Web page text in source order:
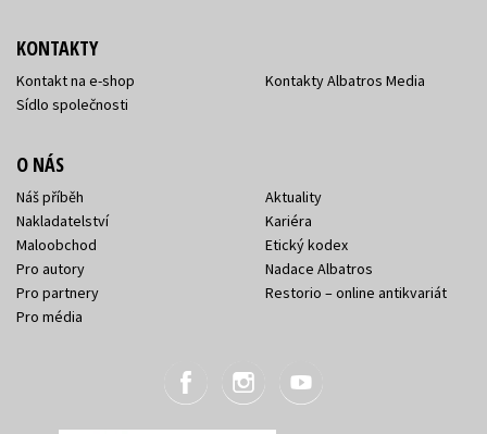
KONTAKTY
Kontakt na e-shop
Sídlo společnosti
Kontakty Albatros Media
O NÁS
Náš příběh
Nakladatelství
Maloobchod
Pro autory
Pro partnery
Pro média
Aktuality
Kariéra
Etický kodex
Nadace Albatros
Restorio – online antikvariát